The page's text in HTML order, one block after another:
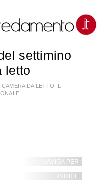
settimino
letto
CAMERA DA LETTO IL
NAVIGA PER:
INDICE: